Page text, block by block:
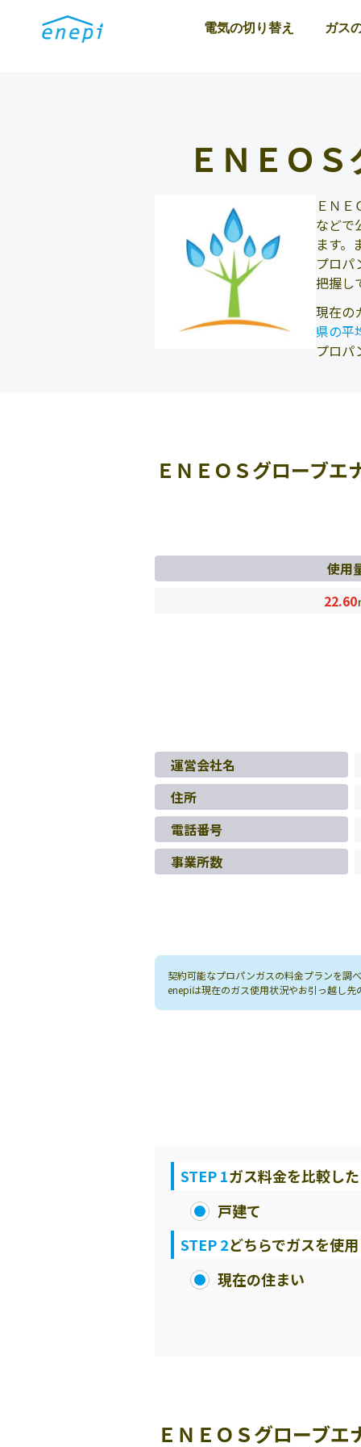
電気の切り替え ガス
ＥＮＥＯ
ＥＮ
などで
ます。
プロパ
把握し
現在の
県の平
プロパ
ＥＮＥＯＳグローブ
使用
22.60
運営会社名
住所
電話番号
事業所数
契約可能なプロパンガスの料金プランを調
enepiは現在のガス使用状況やお引っ越し
STEP 1ガス料金を比較し
戸建て
STEP 2どちらでガスを使
現在の住まい
ＥＮＥＯＳグローブ